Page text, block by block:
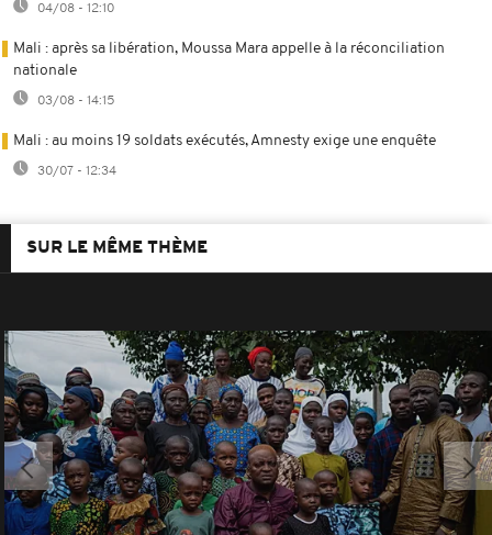
04/08 - 12:10
Mali : après sa libération, Moussa Mara appelle à la réconciliation
nationale
03/08 - 14:15
Mali : au moins 19 soldats exécutés, Amnesty exige une enquête
30/07 - 12:34
SUR LE MÊME THÈME